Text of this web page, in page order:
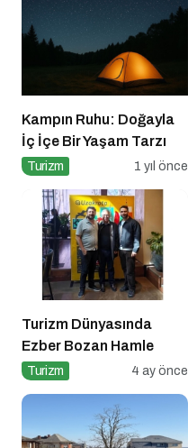
Kampın Ruhu: Doğayla
İç İçe Bir Yaşam Tarzı
Turizm 1 yıl önce
Turizm Dünyasında
Ezber Bozan Hamle
Turizm 4 ay önce